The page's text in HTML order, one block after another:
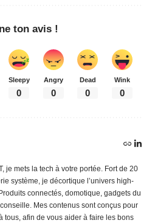
ton avis !
Sleepy
0
Angry
0
Dead
0
Wink
0
je mets la tech à votre portée. Fort de 20
système, je décortique l’univers high-
connectés, domotique, gadgets du
Mes contenus sont conçus pour
tous, afin de vous aider à faire les bons